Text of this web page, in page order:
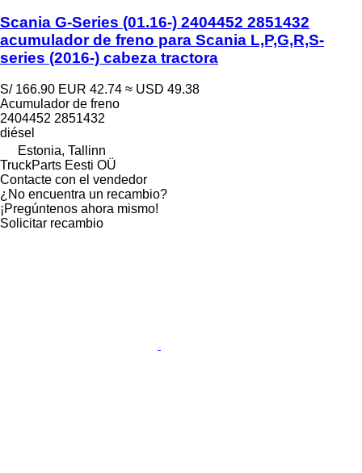
Scania G-Series (01.16-) 2404452 2851432
acumulador de freno para Scania L,P,G,R,S-
series (2016-) cabeza tractora
S/ 166.90 EUR 42.74 ≈ USD 49.38
Acumulador de freno
2404452 2851432
diésel
Estonia, Tallinn
TruckParts Eesti OÜ
Contacte con el vendedor
¿No encuentra un recambio?
¡Pregúntenos ahora mismo!
Solicitar recambio